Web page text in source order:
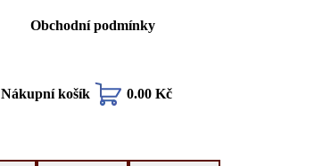
Nákupní košík 0.00 Kč
Obchodní podmínky